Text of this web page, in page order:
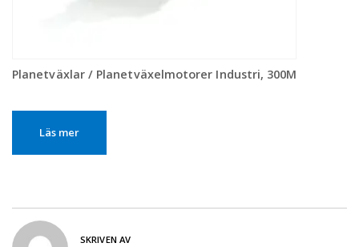
Planetväxlar / Planetväxelmotorer Industri, 300M
Läs mer
SKRIVEN AV